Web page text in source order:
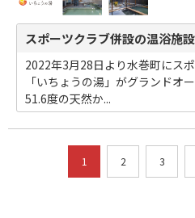
スポーツクラブ併設の温浴施
2022年3月28日より水巻町にス
「いちょうの湯」がグランドオ
51.6度の天然か...
1 2 3